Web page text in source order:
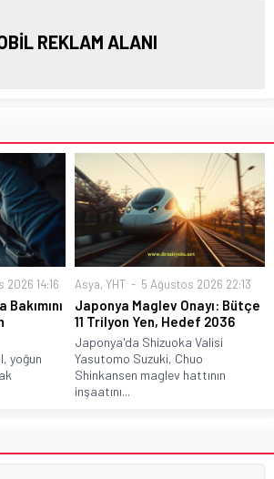
REKLAM ALANI
2026 14:16
yoğun
Asya, YHT 5 Ağustos 2026 22:13
Japonya Maglev Onayı: Bütçe
11 Trilyon Yen, Hedef 2036
Japonya'da Shizuoka Valisi
Yasutomo Suzuki, Chuo
Shinkansen maglev hattının
inşaatını...